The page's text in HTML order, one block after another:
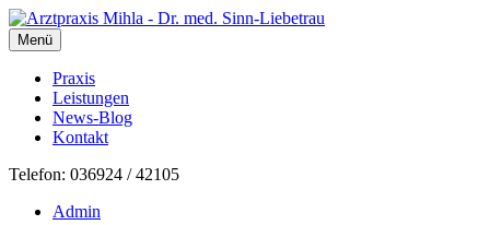
Menü
Praxis
Leistungen
News-Blog
Kontakt
Telefon: 036924 / 42105
Admin